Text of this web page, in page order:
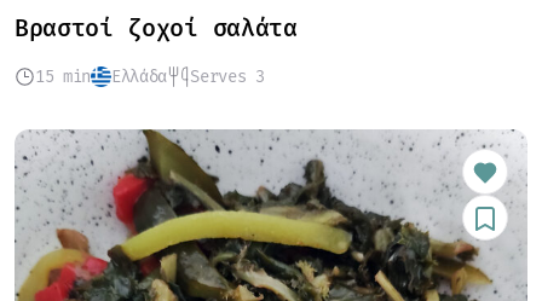
Βραστοί ζοχοί σαλάτα
15 min Ελλάδα Serves 3